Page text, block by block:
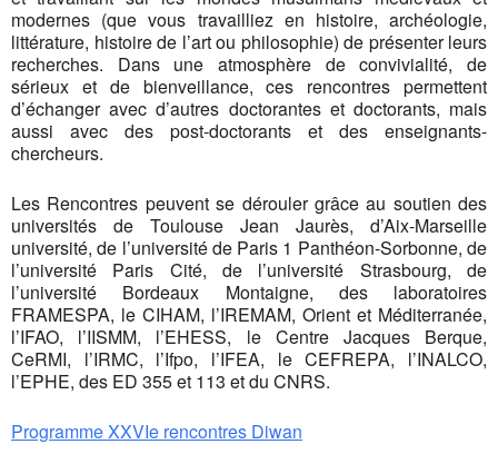
modernes (que vous travailliez en histoire, archéologie,
littérature, histoire de l’art ou philosophie) de présenter leurs
recherches. Dans une atmosphère de convivialité, de
sérieux et de bienveillance, ces rencontres permettent
d’échanger avec d’autres doctorantes et doctorants, mais
aussi avec des post-doctorants et des enseignants-
chercheurs.
Les Rencontres peuvent se dérouler grâce au soutien des
universités de Toulouse Jean Jaurès, d’Aix-Marseille
université, de l’université de Paris 1 Panthéon-Sorbonne, de
l’université Paris Cité, de l’université Strasbourg, de
l’université Bordeaux Montaigne, des laboratoires
FRAMESPA, le CIHAM, l’IREMAM, Orient et Méditerranée,
l’IFAO, l’IISMM, l’EHESS, le Centre Jacques Berque,
CeRMI, l’IRMC, l’Ifpo, l’IFEA, le CEFREPA, l’INALCO,
l’EPHE, des ED 355 et 113 et du CNRS.
Programme XXVIe rencontres Diwan